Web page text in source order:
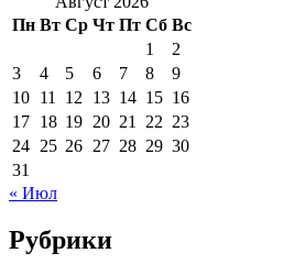
Пн Вт Ср Чт Пт Сб Вс
1
2
3
4 5 6 7 8
9
10 11 12 13 14 15 16
17 18 19 20 21 22 23
24 25 26 27 28 29 30
31
« Июл
Рубрики